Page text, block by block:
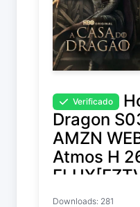
Verificado
Dragon
AMZN
Atmos H
Downloads: 281